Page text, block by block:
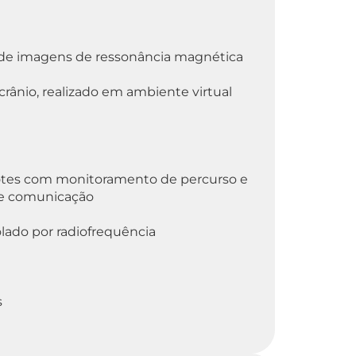
imagens de ressonância magnética
realizado em ambiente virtual
com monitoramento de percurso e
comunicação
por radiofrequência